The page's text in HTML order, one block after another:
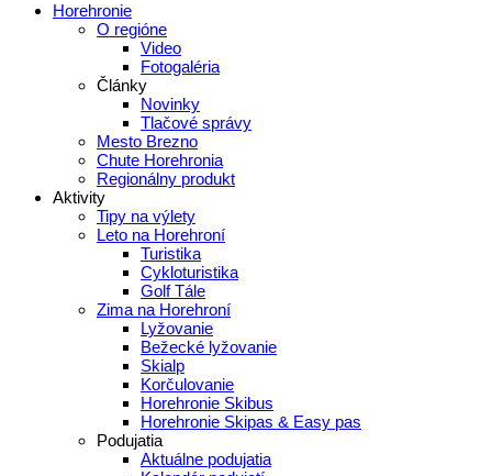
Horehronie
O regióne
Video
Fotogaléria
Články
Novinky
Tlačové správy
Mesto Brezno
Chute Horehronia
Regionálny produkt
Aktivity
Tipy na výlety
Leto na Horehroní
Turistika
Cykloturistika
Golf Tále
Zima na Horehroní
Lyžovanie
Bežecké lyžovanie
Skialp
Korčulovanie
Horehronie Skibus
Horehronie Skipas & Easy pas
Podujatia
Aktuálne podujatia